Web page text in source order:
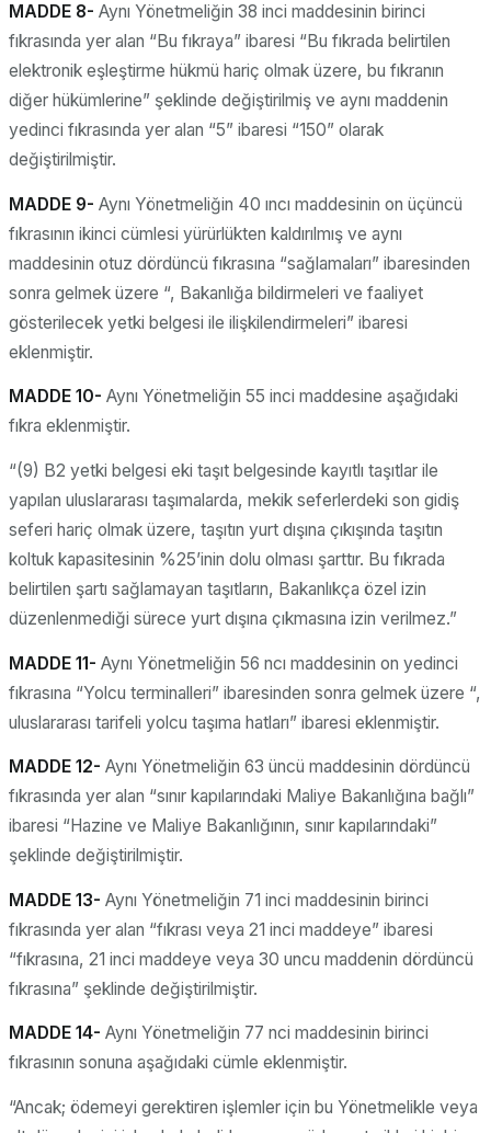
MADDE 8- Aynı Yönetmeliğin 38 inci maddesinin birinci
fıkrasında yer alan “Bu fıkraya” ibaresi “Bu fıkrada belirtilen
elektronik eşleştirme hükmü hariç olmak üzere, bu fıkranın
diğer hükümlerine” şeklinde değiştirilmiş ve aynı maddenin
yedinci fıkrasında yer alan “5” ibaresi “150” olarak
değiştirilmiştir.
MADDE 9- Aynı Yönetmeliğin 40 ıncı maddesinin on üçüncü
fıkrasının ikinci cümlesi yürürlükten kaldırılmış ve aynı
maddesinin otuz dördüncü fıkrasına “sağlamaları” ibaresinden
sonra gelmek üzere “, Bakanlığa bildirmeleri ve faaliyet
gösterilecek yetki belgesi ile ilişkilendirmeleri” ibaresi
eklenmiştir.
MADDE 10- Aynı Yönetmeliğin 55 inci maddesine aşağıdaki
fıkra eklenmiştir.
“(9) B2 yetki belgesi eki taşıt belgesinde kayıtlı taşıtlar ile
yapılan uluslararası taşımalarda, mekik seferlerdeki son gidiş
seferi hariç olmak üzere, taşıtın yurt dışına çıkışında taşıtın
koltuk kapasitesinin %25’inin dolu olması şarttır. Bu fıkrada
belirtilen şartı sağlamayan taşıtların, Bakanlıkça özel izin
düzenlenmediği sürece yurt dışına çıkmasına izin verilmez.”
MADDE 11- Aynı Yönetmeliğin 56 ncı maddesinin on yedinci
fıkrasına “Yolcu terminalleri” ibaresinden sonra gelmek üzere “,
uluslararası tarifeli yolcu taşıma hatları” ibaresi eklenmiştir.
MADDE 12- Aynı Yönetmeliğin 63 üncü maddesinin dördüncü
fıkrasında yer alan “sınır kapılarındaki Maliye Bakanlığına bağlı”
ibaresi “Hazine ve Maliye Bakanlığının, sınır kapılarındaki”
şeklinde değiştirilmiştir.
MADDE 13- Aynı Yönetmeliğin 71 inci maddesinin birinci
fıkrasında yer alan “fıkrası veya 21 inci maddeye” ibaresi
“fıkrasına, 21 inci maddeye veya 30 uncu maddenin dördüncü
fıkrasına” şeklinde değiştirilmiştir.
MADDE 14- Aynı Yönetmeliğin 77 nci maddesinin birinci
fıkrasının sonuna aşağıdaki cümle eklenmiştir.
“Ancak; ödemeyi gerektiren işlemler için bu Yönetmelikle veya